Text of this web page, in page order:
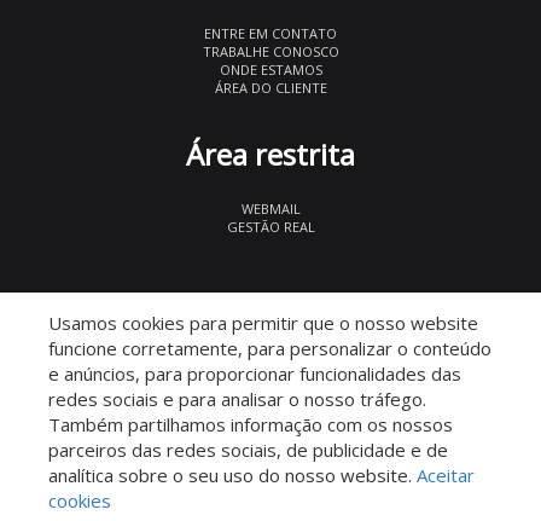
ENTRE EM CONTATO
TRABALHE CONOSCO
ONDE ESTAMOS
ÁREA DO CLIENTE
Área restrita
WEBMAIL
GESTÃO REAL
Descomplicado por:
Usamos cookies para permitir que o nosso website
funcione corretamente, para personalizar o conteúdo
e anúncios, para proporcionar funcionalidades das
redes sociais e para analisar o nosso tráfego.
Também partilhamos informação com os nossos
parceiros das redes sociais, de publicidade e de
analítica sobre o seu uso do nosso website. Aceitar
cookies